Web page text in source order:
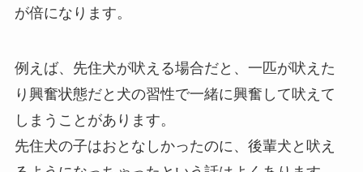
が倍になります。
例えば、先住犬が吠える場合だと、一匹が吠えた
り興奮状態だと犬の習性で一緒に興奮して吠えて
しまうことがあります。
先住犬の子はおとなしかったのに、後輩犬と吠え